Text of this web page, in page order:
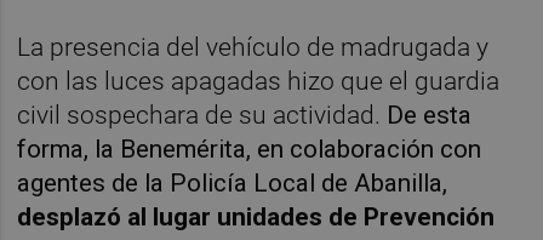
La presencia del vehículo de madrugada y
con las luces apagadas hizo que el guardia
civil sospechara de su actividad. De esta
forma, la Benemérita, en colaboración con
agentes de la Policía Local de Abanilla,
desplazó al lugar unidades de Prevención